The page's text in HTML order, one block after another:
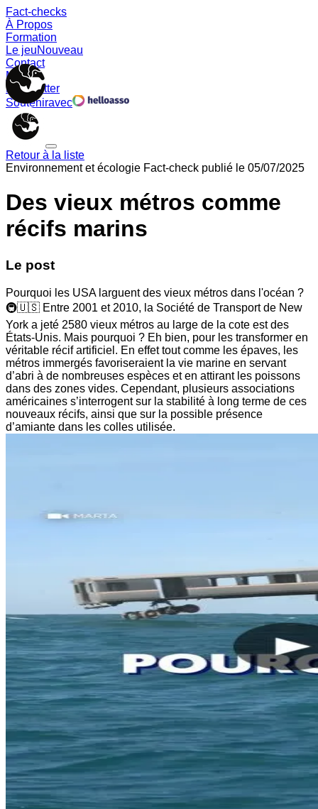
Fact-checks
À Propos
Formation
Le jeuNouveau
Contact
Memes
Newsletter
Souteniravec
Retour à la liste
Environnement et écologie Fact-check publié le 05/07/2025
Des vieux métros comme
récifs marins
Le post
Pourquoi les USA larguent des vieux métros dans l'océan ?
🚇🇺🇸 Entre 2001 et 2010, la Société de Transport de New
York a jeté 2580 vieux métros au large de la cote est des
États-Unis. Mais pourquoi ? Eh bien, pour les transformer en
véritable récif artificiel. En effet tout comme les épaves, les
métros immergés favoriseraient la vie marine en servant
d’abri à de nombreuses espèces et en attirant les poissons
dans des zones vides. Cependant, plusieurs associations
américaines s’interrogent sur la stabilité à long terme de ces
nouveaux récifs, ainsi que sur la possible présence
d’amiante dans les colles utilisée.